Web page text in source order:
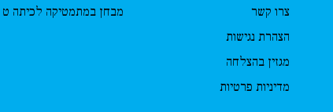
צרו קשר
הצהרת נגישות
מגזין בהצלחה
מדיניות פרטיות
מבחן במתמטיקה לכיתה ט